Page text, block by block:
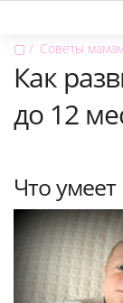
▢ Советы мамам
Как
до 12
Что